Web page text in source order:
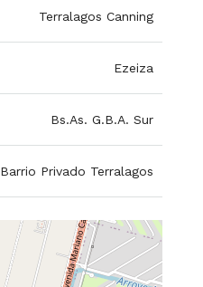
Terralagos Canning
Ezeiza
Bs.As. G.B.A. Sur
Barrio Privado Terralagos